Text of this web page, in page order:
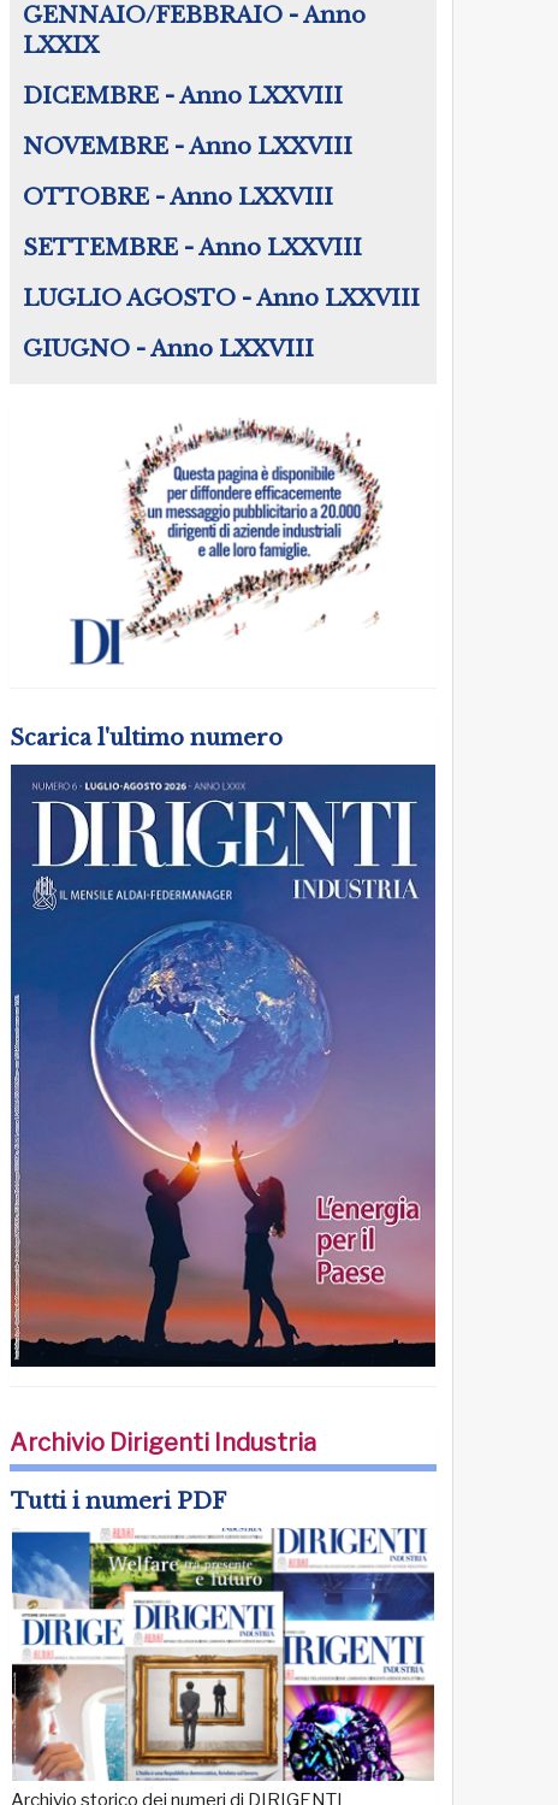
GENNAIO/FEBBRAIO - Anno
LXXIX
DICEMBRE - Anno LXXVIII
NOVEMBRE - Anno LXXVIII
OTTOBRE - Anno LXXVIII
SETTEMBRE - Anno LXXVIII
LUGLIO AGOSTO - Anno LXXVIII
GIUGNO - Anno LXXVIII
Scarica l'ultimo numero
Archivio Dirigenti Industria
Tutti i numeri PDF
Archivio storico dei numeri di DIRIGENTI